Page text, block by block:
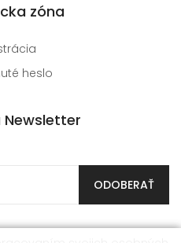
zóna
heslo
Newsletter
ODOBERAŤ